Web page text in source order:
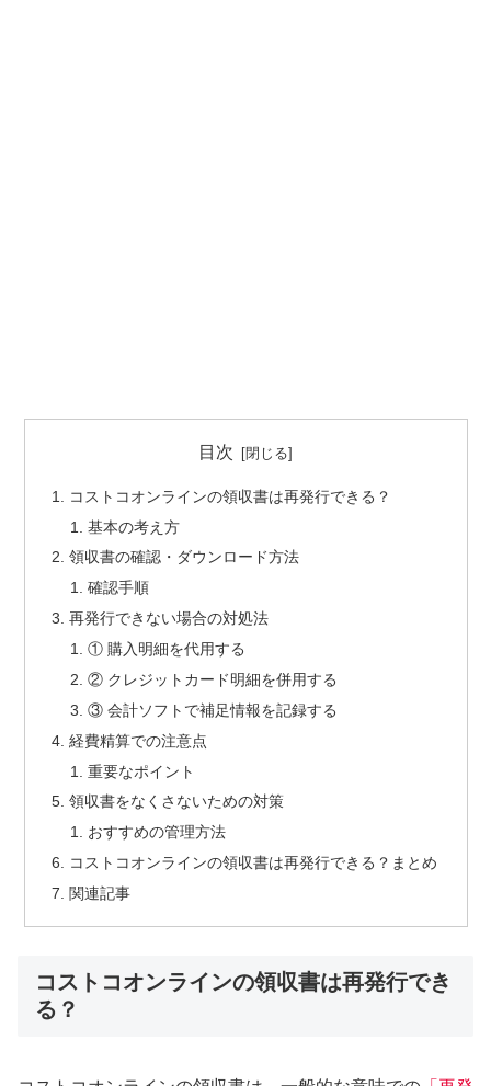
目次
コストコオンラインの領収書は再発行できる？
基本の考え方
領収書の確認・ダウンロード方法
確認手順
再発行できない場合の対処法
① 購入明細を代用する
② クレジットカード明細を併用する
③ 会計ソフトで補足情報を記録する
経費精算での注意点
重要なポイント
領収書をなくさないための対策
おすすめの管理方法
コストコオンラインの領収書は再発行できる？まとめ
関連記事
コストコオンラインの領収書は再発行でき
る？